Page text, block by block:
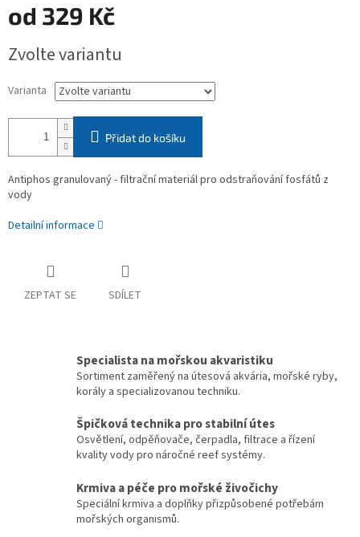
od 329 Kč
cena:
Zvolte variantu
Varianta
Přidat do košíku
Antiphos granulovaný - filtrační materiál pro odstraňování fosfátů z
vody
Detailní informace
ZEPTAT SE SDÍLET
Specialista na mořskou akvaristiku
Sortiment zaměřený na útesová akvária, mořské ryby,
korály a specializovanou techniku.
Špičková technika pro stabilní útes
Osvětlení, odpěňovače, čerpadla, filtrace a řízení
kvality vody pro náročné reef systémy.
Krmiva a péče pro mořské živočichy
Speciální krmiva a doplňky přizpůsobené potřebám
mořských organismů.